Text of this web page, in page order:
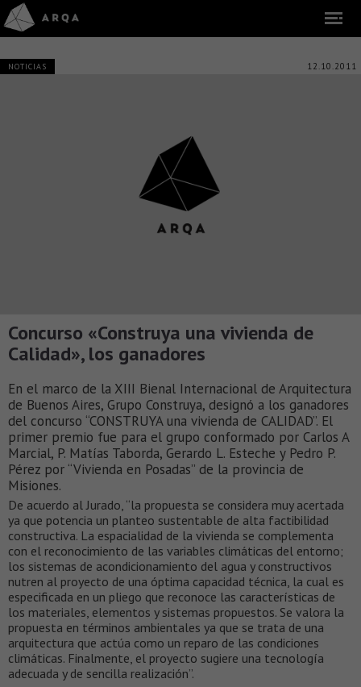
NOTICIAS 12.10.2011
Concurso «Construya una vivienda de
Calidad», los ganadores
En el marco de la XIII Bienal Internacional de Arquitectura
de Buenos Aires, Grupo Construya, designó a los ganadores
del concurso “CONSTRUYA una vivienda de CALIDAD”. El
primer premio fue para el grupo conformado por Carlos A
Marcial, P. Matías Taborda, Gerardo L. Esteche y Pedro P.
Pérez por “Vivienda en Posadas” de la provincia de
Misiones.
De acuerdo al Jurado, “la propuesta se considera muy acertada
ya que potencia un planteo sustentable de alta factibilidad
constructiva. La espacialidad de la vivienda se complementa
con el reconocimiento de las variables climáticas del entorno;
los sistemas de acondicionamiento del agua y constructivos
nutren al proyecto de una óptima capacidad técnica, la cual es
especificada en un pliego que reconoce las características de
los materiales, elementos y sistemas propuestos. Se valora la
propuesta en términos ambientales ya que se trata de una
arquitectura que actúa como un reparo de las condiciones
climáticas. Finalmente, el proyecto sugiere una tecnología
adecuada y de sencilla realización”.